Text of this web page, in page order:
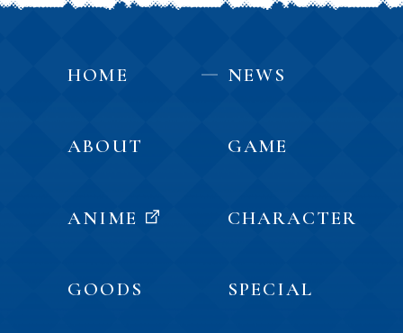
HOME NEWS
ABOUT GAME
ANIME CHARACTER
GOODS SPECIAL